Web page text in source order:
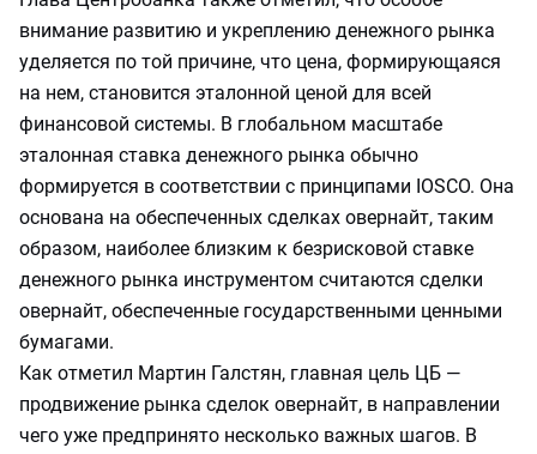
внимание развитию и укреплению денежного рынка
уделяется по той причине, что цена, формирующаяся
на нем, становится эталонной ценой для всей
финансовой системы. В глобальном масштабе
эталонная ставка денежного рынка обычно
формируется в соответствии с принципами IOSCO. Она
основана на обеспеченных сделках овернайт, таким
образом, наиболее близким к безрисковой ставке
денежного рынка инструментом считаются сделки
овернайт, обеспеченные государственными ценными
бумагами.
Как отметил Мартин Галстян, главная цель ЦБ —
продвижение рынка сделок овернайт, в направлении
чего уже предпринято несколько важных шагов. В